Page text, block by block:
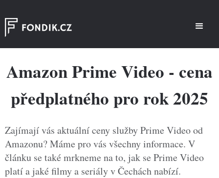
Amazon Prime Video - cena
předplatného pro rok 2025
Zajímají vás aktuální ceny služby Prime Video od
Amazonu? Máme pro vás všechny informace. V
článku se také mrkneme na to, jak se Prime Video
platí a jaké filmy a seriály v Čechách nabízí.